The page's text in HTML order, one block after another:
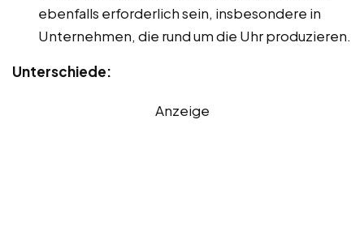
ebenfalls erforderlich sein, insbesondere in
Unternehmen, die rund um die Uhr produzieren.
Unterschiede:
Anzeige